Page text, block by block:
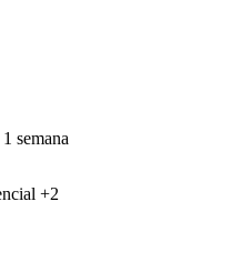
semana
+2